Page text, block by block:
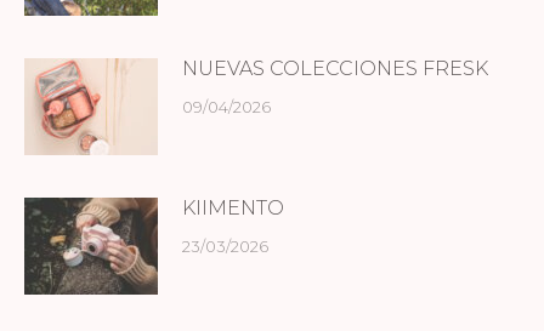
NUEVAS COLECCIONES FRESK
09/04/2026
KIIMENTO
23/03/2026